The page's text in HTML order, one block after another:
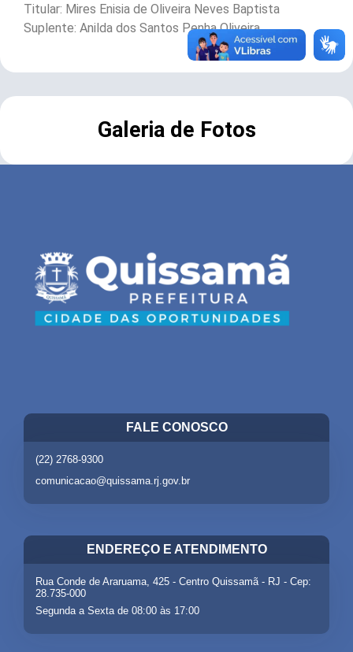
Titular: Mires Enisia de Oliveira Neves Baptista
Suplente: Anilda dos Santos Penha Oliveira
Galeria de Fotos
FALE CONOSCO
(22) 2768-9300
comunicacao@quissama.rj.gov.br
ENDEREÇO E ATENDIMENTO
Rua Conde de Araruama, 425 - Centro Quissamã - RJ - Cep:
28.735-000
Segunda a Sexta de 08:00 às 17:00